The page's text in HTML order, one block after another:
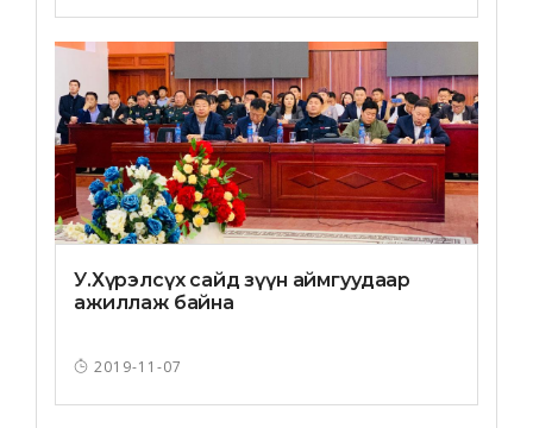
У.Хүрэлсүх сайд зүүн аймгуудаар
ажиллаж байна
2019-11-07